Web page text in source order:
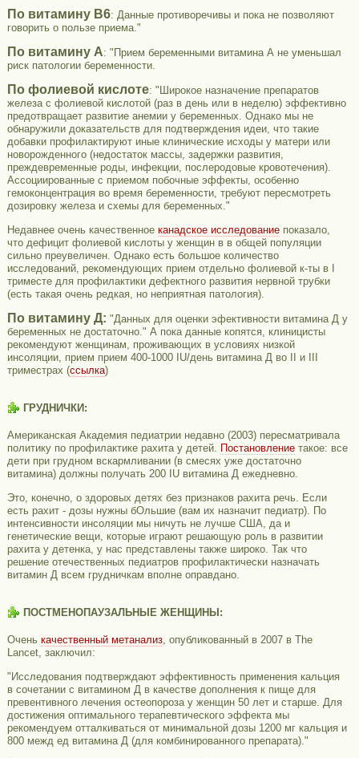
По витамину В6: Данные противоречивы и пока не позволяют
говорить о пользе приема."
По витамину А: "Прием беременными витамина А не уменьшал
риск патологии беременности.
По фолиевой кислоте: "Широкое назначение препаратов
железа с фолиевой кислотой (раз в день или в неделю) эффективно
предотвращает развитие анемии у беременных. Однако мы не
обнаружили доказательств для подтверждения идеи, что такие
добавки профилактируют иные клинические исходы у матери или
новорожденного (недостаток массы, задержки развития,
преждевременные роды, инфекции, послеродовые кровотечения).
Ассоциированные с приемом побочные эффекты, особенно
гемоконцентрация во время беременности, требуют пересмотреть
дозировку железа и схемы для беременных."
Недавнее очень качественное канадское исследованиепоказало,
что дефицит фолиевой кислоты у женщин в в общей популяции
сильно преувеличен. Однако есть большое количество
исследований, рекомендующих прием отдельно фолиевой к-ты в I
триместе для профилактики дефектного развития нервной трубки
(есть такая очень редкая, но неприятная патология).
По витамину Д: "Данных для оценки эфективности витамина Д у
беременных не достаточно." А пока данные копятся, клиницисты
рекомендуют женщинам, проживающих в условиях низкой
инсоляции, прием прием 400-1000 IU/день витамина Д во II и III
триместрах (ссылка)
ГРУДНИЧКИ:
Американская Академия педиатрии недавно (2003) пересматривала
политику по профилактике рахита у детей. Постановлениетакое: все
дети при грудном вскармливании (в смесях уже достаточно
витамина) должны получать 200 IU витамина Д ежедневно.
Это, конечно, о здоровых детях без признаков рахита речь. Если
есть рахит - дозы нужны бОльшие (вам их назначит педиатр). По
интенсивности инсоляции мы ничуть не лучше США, да и
генетические вещи, которые играют решающую роль в развитии
рахита у детенка, у нас представлены также широко. Так что
решение отечественных педиатров профилактически назначать
витамин Д всем грудничкам вполне оправдано.
ПОСТМЕНОПАУЗАЛЬНЫЕ ЖЕНЩИНЫ:
Очень качественный метанализ, опубликованный в 2007 в The
Lancet, заключил:
"Исследования подтверждают эффективность применения кальция
в сочетании с витамином Д в качестве дополнения к пище для
превентивного лечения остеопороза у женщин 50 лет и старше. Для
достижения оптимального терапевтического эффекта мы
рекомендуем отталкиваться от минимальной дозы 1200 мг кальция и
800 межд ед витамина Д (для комбинированного препарата)."